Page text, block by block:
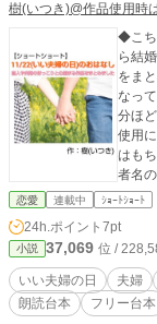
樹(いつき)@作品使用時
◆こち
ら結
をま
なっています。 声劇用
分ほどで読
使用
はも
者名
の記
の世
慮願います。 その他の詳
をご
恋愛 連載中 ｼｮｰﾄｼｮｰﾄ
24h.ポイント 7pt
小説 37,069 位 /
いい夫婦の日 夫婦
朗読台本
フリー台本